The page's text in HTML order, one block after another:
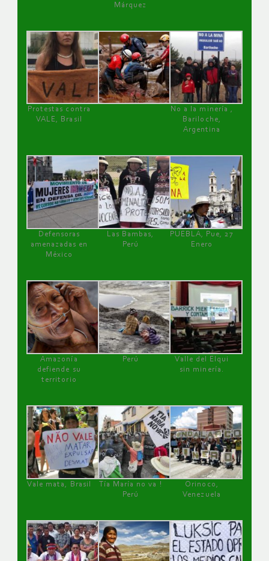
Márquez
Protestas contra
VALE, Brasil
No a la minería ,
Bariloche,
Argentina
Defensoras
amenazadas en
México
Las Bambas,
Perú
PUEBLA, Pue, 27
Enero
Amazonía
defiende su
territorio
Perú
Valle del Elqui
sin minería.
Vale mata, Brasil
Tía María no va !
Perú
Orinoco,
Venezuela